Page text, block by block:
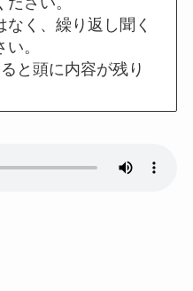
く、繰り返し聞く
。
と頭に内容が残り